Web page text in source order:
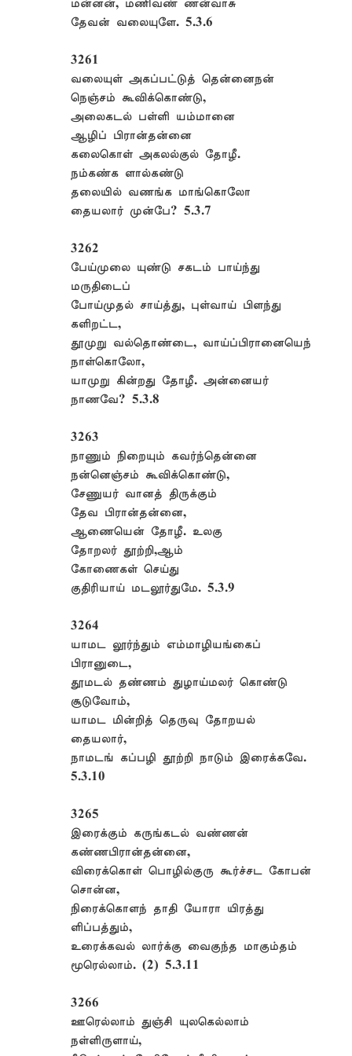
மன்னன், மணிவண் ணன்வாசு
தேவன் வலையுளே. 5.3.6
3261
வலையுள் அகப்பட்டுத் தென்னைநன்
நெஞ்சம் கூவிக்கொண்டு,
அலைகடல் பள்ளி யம்மானை
ஆழிப் பிரான்தன்னை
கலைகொள் அகலல்குல் தோழீ.
நம்கண்க ளால்கண்டு
தலையில் வணங்க மாங்கொலோ
தையலார் முன்பே? 5.3.7
3262
பேய்முலை யுண்டு சகடம் பாய்ந்து
மருதிடைப்
போய்முதல் சாய்த்து, புள்வாய் பிளந்து
களிறட்ட,
தூமுறு வல்தொண்டை, வாய்ப்பிரானையெந்
நாள்கொலோ,
யாமுறு கின்றது தோழீ. அன்னையர்
நாணவே? 5.3.8
3263
நாணும் நிறையும் கவர்ந்தென்னை
நன்னெஞ்சம் கூவிக்கொண்டு,
சேணுயர் வானத் திருக்கும்
தேவ பிரான்தன்னை,
ஆணையென் தோழீ. உலகு
தோறலர் தூற்றி,ஆம்
கோணைகள் செய்து
குதிரியாய் மடலூர்துமே. 5.3.9
3264
யாமட லூர்ந்தும் எம்மாழியங்கைப்
பிரானுடை,
தூமடல் தண்ணம் துழாய்மலர் கொண்டு
சூடுவோம்,
யாமட மின்றித் தெருவு தோறயல்
தையலார்,
நாமடங் கப்பழி தூற்றி நாடும் இரைக்கவே.
5.3.10
3265
இரைக்கும் கருங்கடல் வண்ணன்
கண்ணபிரான்தன்னை,
விரைக்கொள் பொழில்குரு கூர்ச்சட கோபன்
சொன்ன,
நிரைக்கொளந் தாதி யோரா யிரத்து
ளிப்பத்தும்,
உரைக்கவல் லார்க்கு வைகுந்த மாகும்தம்
மூரெல்லாம். (2) 5.3.11
3266
ஊரெல்லாம் துஞ்சி யுலகெல்லாம்
நள்ளிருளாய்,